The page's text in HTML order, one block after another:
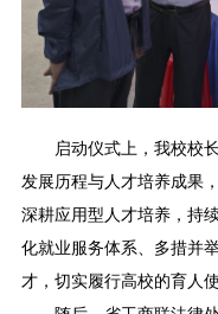
启动仪式上，我校校长
发展历程与人才培养成果
深耕应用型人才培养，持
化就业服务体系、多措并
才，切实履行高校的育人